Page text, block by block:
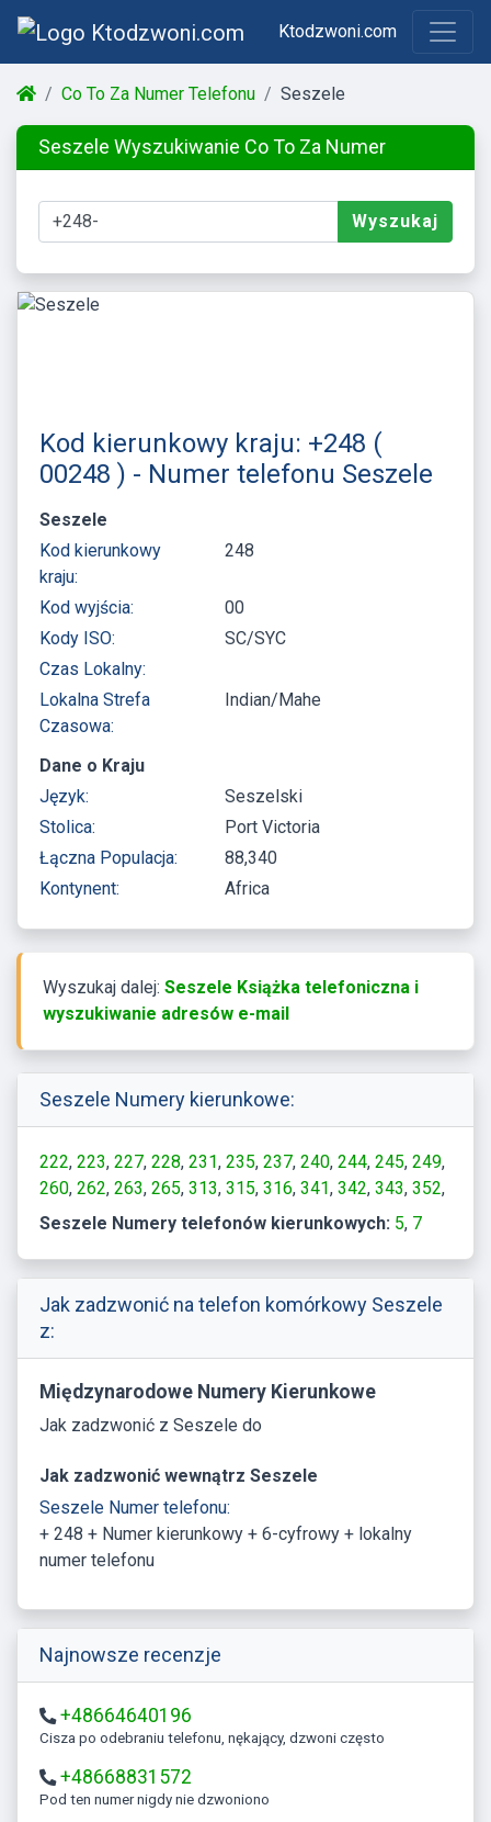
Ktodzwoni.com
Co To Za Numer Telefonu Seszele
Seszele Wyszukiwanie Co To Za Numer
Wyszukaj
Kod kierunkowy kraju: +248 (
00248 ) - Numer telefonu Seszele
Seszele
Kod kierunkowy
kraju:
248
Kod wyjścia:
00
Kody ISO:
SC/SYC
Czas Lokalny:
Lokalna Strefa
Czasowa:
Indian/Mahe
Dane o Kraju
Język:
Seszelski
Stolica:
Port Victoria
Łączna Populacja:
88,340
Kontynent:
Africa
Wyszukaj dalej: Seszele Książka telefoniczna i
wyszukiwanie adresów e-mail
Seszele Numery kierunkowe:
222 223 227 228 231 235 237 240 244 245 249
260 262 263 265 313 315 316 341 342 343 352
353
354 362 370
Seszele Numery telefonów kierunkowych: 5 7
Jak zadzwonić na telefon komórkowy Seszele
z:
Międzynarodowe Numery Kierunkowe
Jak zadzwonić z Seszele do
Jak zadzwonić wewnątrz Seszele
Seszele Numer telefonu:
+ 248 + Numer kierunkowy + 6-cyfrowy + lokalny
numer telefonu
Najnowsze recenzje
+48664640196
Cisza po odebraniu telefonu, nękający, dzwoni często
+48668831572
Pod ten numer nigdy nie dzwoniono